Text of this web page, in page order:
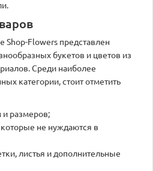
Shop-Flowers представлен
букетов и цветов из
Среди наиболее
категории, стоит отметить
размеров;
не нуждаются в
листья и дополнительные